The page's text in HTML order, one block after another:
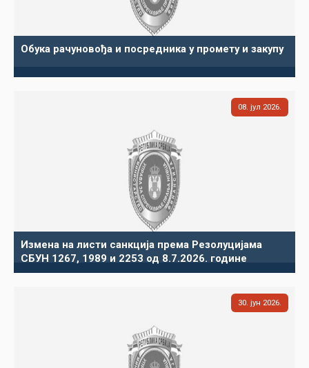
Обука рачуновођа и посредника у промету и закупу
08 јул 2026
Измена на листи санкција према Резолуцијама
СБУН 1267, 1989 и 2253 од 8.7.2026. године
30 јун 2026